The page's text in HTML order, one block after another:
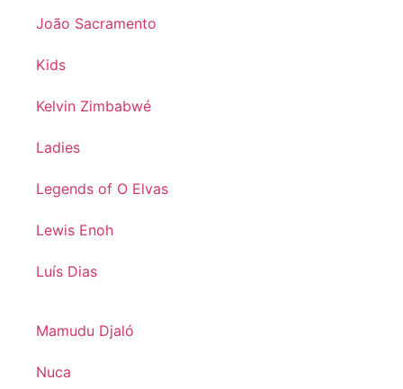
João Sacramento
Kids
Kelvin Zimbabwé
Ladies
Legends of O Elvas
Lewis Enoh
Luís Dias
Mamudu Djaló
Nuca